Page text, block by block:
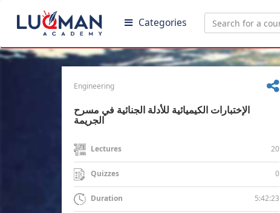
Categories
Engineering
الإختبارات الكيميائية للأدلة الجنائية في مسرح
الجريمة
Lectures 20
Quizzes 0
Duration 5:42:23